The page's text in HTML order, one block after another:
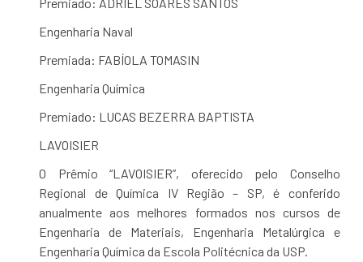
Engenharia Naval
Premiada: FABÍOLA TOMASIN
Engenharia Química
Premiado: LUCAS BEZERRA BAPTISTA
LAVOISIER
O Prêmio “LAVOISIER”, oferecido pelo Conselho
Regional de Química IV Região – SP, é conferido
anualmente aos melhores formados nos cursos de
Engenharia de Materiais, Engenharia Metalúrgica e
Engenharia Química da Escola Politécnica da USP.